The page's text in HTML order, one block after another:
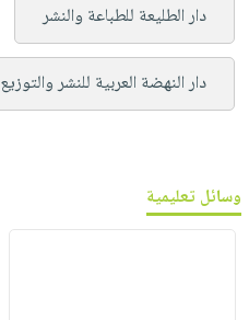
دار الطليعة للطباعة والنشر
دار النهضة العربية للنشر والتوزيع
وسائل تعليمية